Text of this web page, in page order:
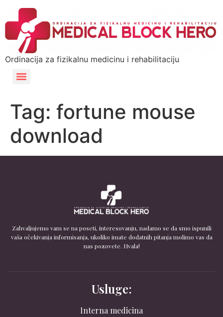
Ordinacija za fizikalnu medicinu i rehabilitaciju
Tag: fortune mouse
download
Zahvaljujemo vam se na poseti, interesovanju, nadamo se da smo ispunili
vaša očekivanja informisanja, ukoliko imate dodatnih pitanja molimo vas da
nas pozovete. Hvala!
Usluge:
Interna medicina